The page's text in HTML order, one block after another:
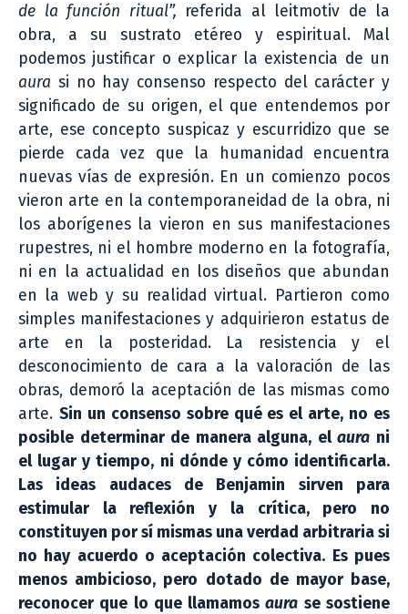
de la función ritual”, referida al leitmotiv de la
obra, a su sustrato etéreo y espiritual. Mal
podemos justificar o explicar la existencia de un
aura si no hay consenso respecto del carácter y
significado de su origen, el que entendemos por
arte, ese concepto suspicaz y escurridizo que se
pierde cada vez que la humanidad encuentra
nuevas vías de expresión. En un comienzo pocos
vieron arte en la contemporaneidad de la obra, ni
los aborígenes la vieron en sus manifestaciones
rupestres, ni el hombre moderno en la fotografía,
ni en la actualidad en los diseños que abundan
en la web y su realidad virtual. Partieron como
simples manifestaciones y adquirieron estatus de
arte en la posteridad. La resistencia y el
desconocimiento de cara a la valoración de las
obras, demoró la aceptación de las mismas como
arte. Sin un consenso sobre qué es el arte, no es
posible determinar de manera alguna, elaura ni
el lugar y tiempo, ni dónde y cómo identificarla.
Las ideas audaces de Benjamin sirven para
estimular la reflexión y la crítica, pero no
constituyen por sí mismas una verdad arbitraria si
no hay acuerdo o aceptación colectiva. Es pues
menos ambicioso, pero dotado de mayor base,
reconocer que lo que llamamosaura se sostiene